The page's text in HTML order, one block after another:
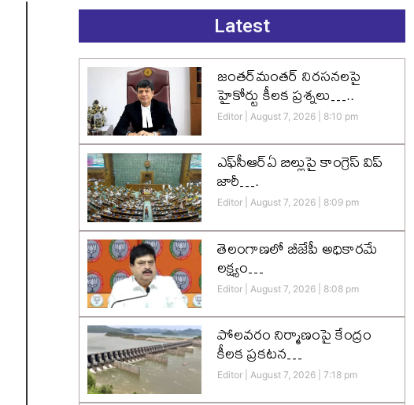
Latest
జంతర్‌మంతర్ నిరసనలపై
హైకోర్టు కీలక ప్రశ్నలు…..
Editor August 7, 2026 8:10 pm
ఎఫ్‌సీఆర్‌ఏ బిల్లుపై కాంగ్రెస్ విప్
జారీ….
Editor August 7, 2026 8:09 pm
తెలంగాణలో బీజేపీ అధికారమే
లక్ష్యం…
Editor August 7, 2026 8:08 pm
పోలవరం నిర్మాణంపై కేంద్రం
కీలక ప్రకటన…
Editor August 7, 2026 7:18 pm